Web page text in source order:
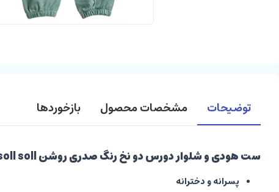
توضیحات مشخصات محصول بازخوردها
ست هودی و شلوار دورس دو نخ رنگ صدری روشن soll soll بشیر Bashir
پسرانه و دخترانه